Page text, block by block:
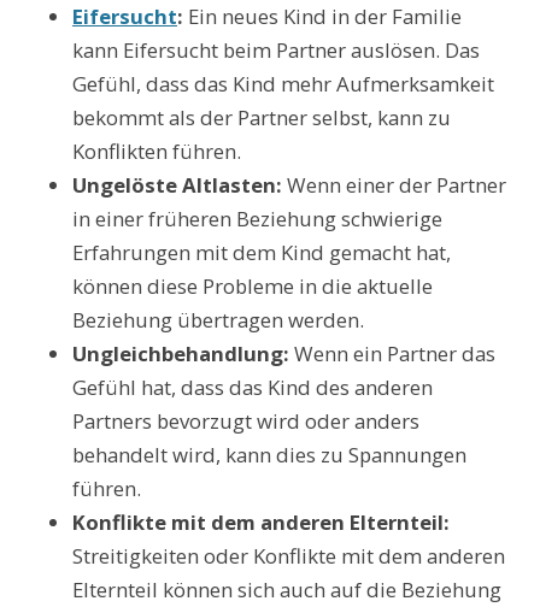
Eifersucht: Ein neues Kind in der Familie
kann Eifersucht beim Partner auslösen. Das
Gefühl, dass das Kind mehr Aufmerksamkeit
bekommt als der Partner selbst, kann zu
Konflikten führen.
Ungelöste Altlasten: Wenn einer der Partner
in einer früheren Beziehung schwierige
Erfahrungen mit dem Kind gemacht hat,
können diese Probleme in die aktuelle
Beziehung übertragen werden.
Ungleichbehandlung: Wenn ein Partner das
Gefühl hat, dass das Kind des anderen
Partners bevorzugt wird oder anders
behandelt wird, kann dies zu Spannungen
führen.
Konflikte mit dem anderen Elternteil:
Streitigkeiten oder Konflikte mit dem anderen
Elternteil können sich auch auf die Beziehung